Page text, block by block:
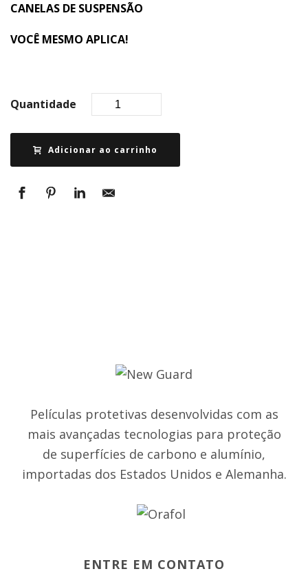
CANELAS DE SUSPENSÃO
VOCÊ MESMO APLICA!
Quantidade
Adicionar ao carrinho
Películas protetivas desenvolvidas com as
mais avançadas tecnologias para proteção
de superfícies de carbono e alumínio,
importadas dos Estados Unidos e Alemanha.
ENTRE EM CONTATO